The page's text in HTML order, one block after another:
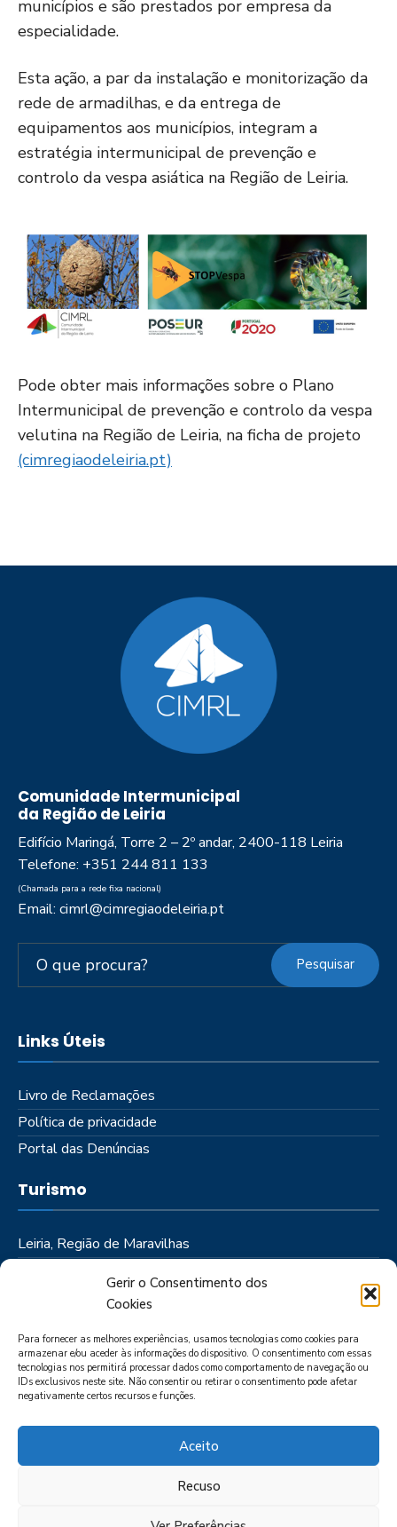
Gerir o Consentimento dos
Cookies
Para fornecer as melhores experiências, usamos tecnologias como cookies para
armazenar e/ou aceder às informações do dispositivo. O consentimento com essas
tecnologias nos permitirá processar dados como comportamento de navegação ou
IDs exclusivos neste site. Não consentir ou retirar o consentimento pode afetar
negativamente certos recursos e funções.
Aceito
Recuso
municípios e são prestados por empresa da
especialidade.
Esta ação, a par da instalação e monitorização da
rede de armadilhas, e da entrega de
equipamentos aos municípios, integram a
estratégia intermunicipal de prevenção e
controlo da vespa asiática na Região de Leiria.
Pode obter mais informações sobre o Plano
Intermunicipal de prevenção e controlo da vespa
velutina na Região de Leiria, na ficha de projeto
(cimregiaodeleiria.pt)
Comunidade Intermunicipal
da Região de Leiria
Edifício Maringá, Torre 2 – 2º andar, 2400-118 Leiria
Telefone: +351 244 811 133
(Chamada para a rede fixa nacional)
Email: cimrl@cimregiaodeleiria.pt
Pesquisar
Links Úteis
Livro de Reclamações
Política de privacidade
Portal das Denúncias
Turismo
Leiria, Região de Maravilhas
Roteiros
POLÍTICA DE PRIVACIDADE
DAS DENÚNCIAS